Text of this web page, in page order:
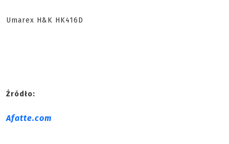
Umarex H&K HK416D
Źródło:
Afatte.com